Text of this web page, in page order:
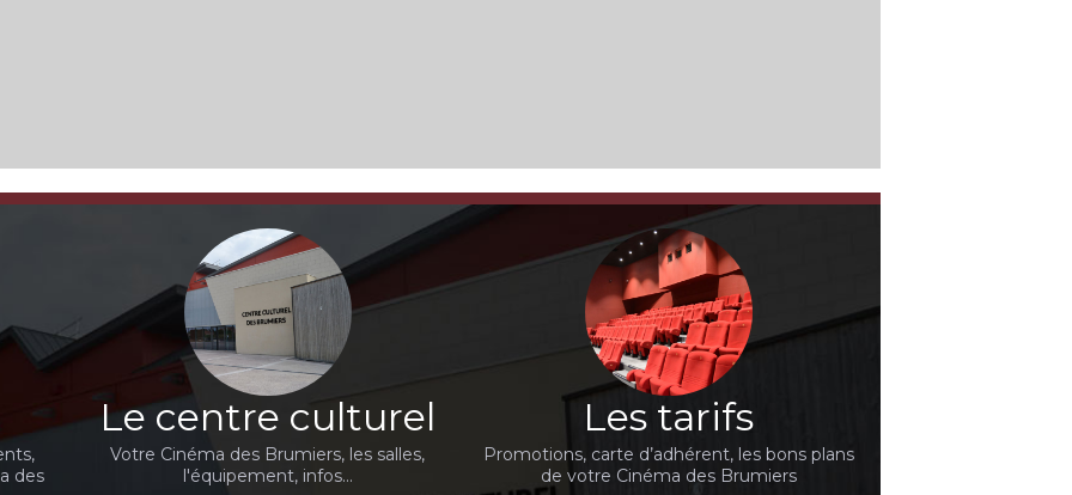
des
Le centre culturel
Votre Cinéma des Brumiers, les salles,
l'équipement, infos...
Les tarifs
Promotions, carte d’adhérent, les bons plans
de votre Cinéma des Brumiers